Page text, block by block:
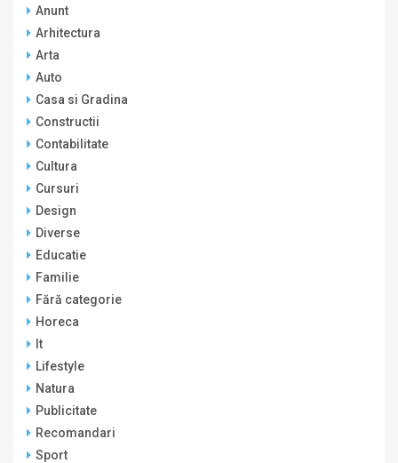
Anunt
Arhitectura
Arta
Auto
Casa si Gradina
Constructii
Contabilitate
Cultura
Cursuri
Design
Diverse
Educatie
Familie
Fără categorie
Horeca
It
Lifestyle
Natura
Publicitate
Recomandari
Sport